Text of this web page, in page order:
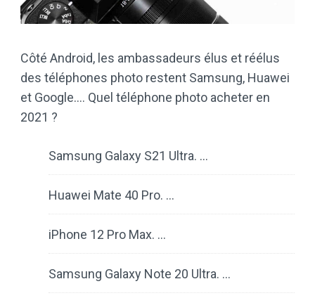
Côté Android, les ambassadeurs élus et réélus
des téléphones photo restent Samsung, Huawei
et Google…. Quel téléphone photo acheter en
2021 ?
Samsung Galaxy S21 Ultra. …
Huawei Mate 40 Pro. …
iPhone 12 Pro Max. …
Samsung Galaxy Note 20 Ultra. …